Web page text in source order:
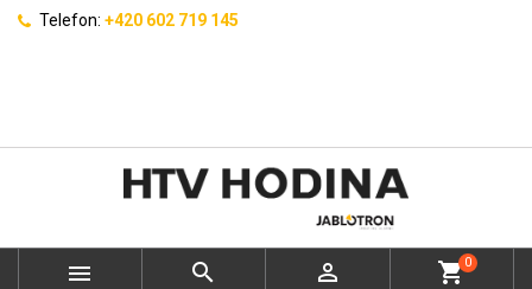
Telefon: +420 602 719 145
   shopping_cart0